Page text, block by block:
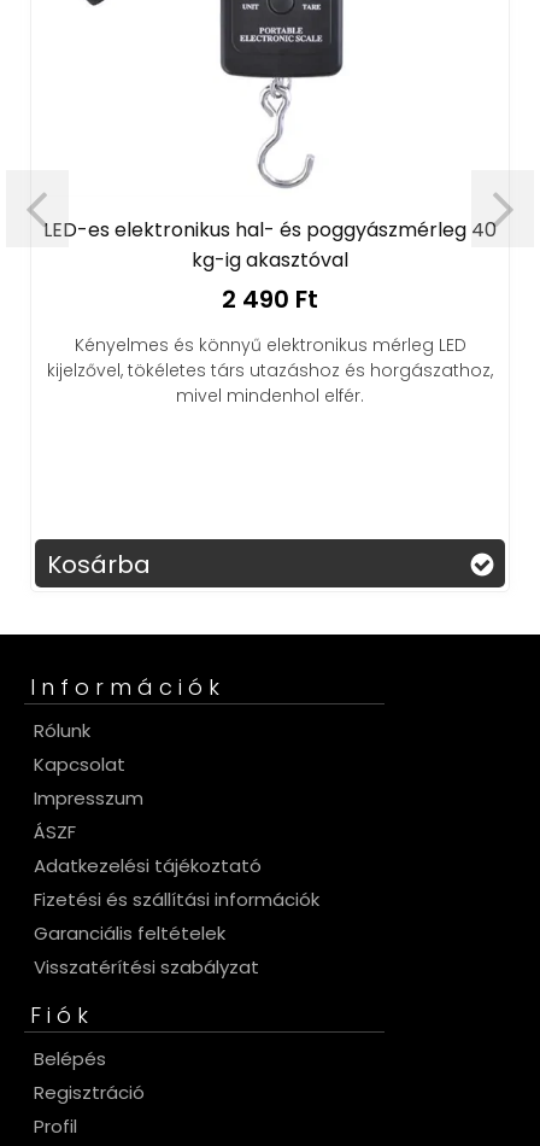
LED-es elektronikus hal- és poggyászmérleg 40
kg-ig akasztóval
2 490 Ft
Kényelmes és könnyű elektronikus mérleg LED
kijelzővel, tökéletes társ utazáshoz és horgászathoz,
mivel mindenhol elfér.
Kosárba
Információk
Rólunk
Kapcsolat
Impresszum
ÁSZF
Adatkezelési tájékoztató
Fizetési és szállítási információk
Garanciális feltételek
Visszatérítési szabályzat
Fiók
Belépés
Regisztráció
Profil